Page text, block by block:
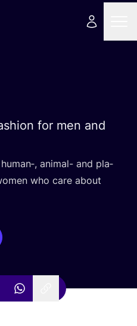
for men and
ani­mal- and pla­
who care about